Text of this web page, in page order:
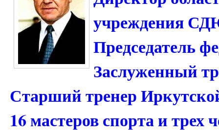
учреждения
Председатель
Заслуженный
Старший тренер
16 мастеров спорта и